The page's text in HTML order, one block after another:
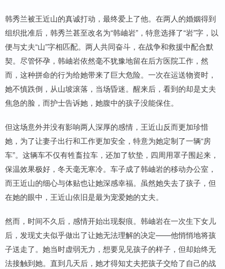
韩秀兰被王近山的真诚打动，最终爱上了他。在两人的婚姻得到
组织批准后，韩秀兰甚至改名为“韩岫岩”，特意选择了“岩”字，以
便与丈夫“山”字相匹配。两人共同奋斗，在战争和救援中配合默
契。尽管怀孕，韩岫岩依然毫不犹豫地留在后方医院工作，然
而，这种拼命的行为给她带来了巨大危险。一次在运送物资时，
她不慎跌倒，从山坡滚落，当场昏迷。醒来后，看到的却是丈夫
焦急的脸，而护士告诉她，她腹中的孩子没能保住。
但这场意外并没有影响两人深厚的感情，王近山反而更加珍惜
她，为了让妻子出行和工作更加安全，特意为她定制了一辆“房
车”。这辆车不仅有牲畜拉车，还加了软垫，四周用罩子围起来，
保温效果极好，冬天毫无寒冷。车子成了韩岫岩的移动办公室，
而王近山的细心与体贴也让她深感幸福。虽然她失去了孩子，但
在她的眼中，王近山依旧是最为宠爱她的丈夫。
然而，时间不久后，感情开始出现裂痕。韩岫岩在一次生下女儿
后，发现丈夫似乎做出了让她无法理解的决定——他悄悄地将孩
子送走了。她当时虚弱无力，想要见见孩子的样子，但却始终无
法接触到她。直到几天后，她才得知丈夫把孩子交给了自己的战